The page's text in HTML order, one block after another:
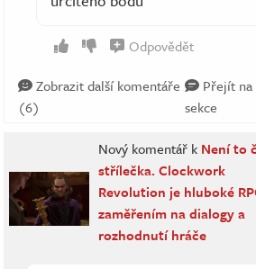
Odpovědět
Zobrazit další komentáře
(6)
Přejít na
sekce
Nový komentář k Není to
střílečka. Clockwork
Revolution je hluboké
zaměřením na dialogy a
rozhodnutí hráče